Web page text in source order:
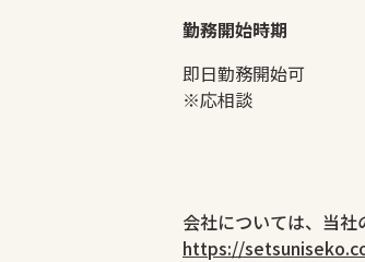
勤務開始時期
即日勤務開始可
※応相談
会社については、当社
https://